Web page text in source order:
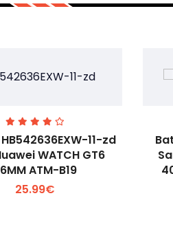
Voir plus +
11-zd
WATCH GT6
ATM-B19
25.99€